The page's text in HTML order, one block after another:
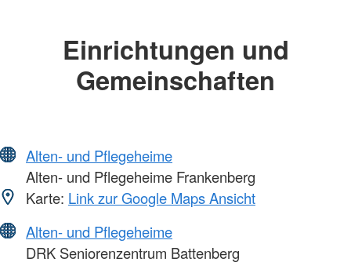
Einrichtungen und
Gemeinschaften
Alten- und Pflegeheime
Alten- und Pflegeheime Frankenberg
Karte: Link zur Google Maps Ansicht
Alten- und Pflegeheime
DRK Seniorenzentrum Battenberg